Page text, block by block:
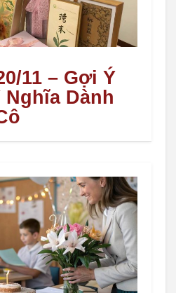
11 – Gợi Ý
Nghĩa Dành